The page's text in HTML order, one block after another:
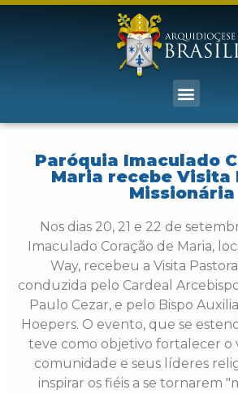
Paróquia Imaculado
Maria recebe Visita
Missionária
Nos dias 20, 21 e 22 de
Imaculado Coração de Maria,
Way, recebeu a Visita
conduzida pelo Cardeal
Paulo Cezar, e pelo Bispo
Hoepers. O evento, que se
teve como objetivo fortalecer o
comunidade e seus líderes
inspirar os fiéis a se tornarem